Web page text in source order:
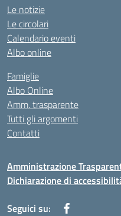
Le notizie
Le circolari
Calendario eventi
Albo online
Famiglie
Albo Online
Amm. trasparente
Tutti gli argomenti
Contatti
Amministrazione
Dichiarazione di
Seguici su: